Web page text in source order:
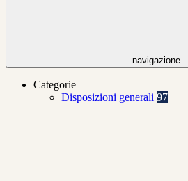
navigazione
Categorie
Disposizioni generali 97